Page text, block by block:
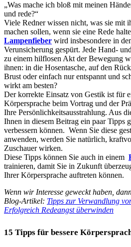
„Was mache ich bloß mit meinen
und rede?“
Viele Redner wissen nicht, was sie mit
machen sollen, wenn sie eine Rede
Lampenfieber wird insbesondere in
Verunsicherung gespürt. Jede Hand-
zu einem hilflosen Akt der Bewegung
ihnen: in die Hosentasche, auf den
Brust oder einfach nur entspannt und
wirkt am besten?
Der korrekte Einsatz von Gestik ist für
Körpersprache beim Vortrag und der
Ihre Persönlichkeitsausstrahlung. Aus
Ihnen in diesem Beitrag ein paar Tipps
verbessern können. Wenn Sie diese
anwenden, werden Sie natürlich,
Zuschauer wirken.
Diese Tipps können Sie auch in einem
trainieren, damit Sie in Zukunft
Ihrer Körpersprache auftreten können.
Wenn wir Interesse geweckt haben,
Blog-Artikel: Tipps zur Verwandlung
Erfolgreich Redeangst überwinden
15 Tipps für bessere